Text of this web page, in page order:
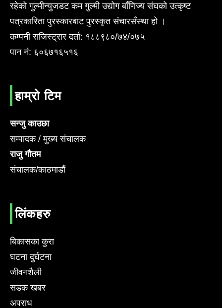
रहेको गुल्मीन्युजडट कम गुल्मी उद्योग बाँणिज्य संघको उत्कृष्ट
पत्रकारिता पुरस्कारबाट पुरस्कृत संचारसँस्था हो ।
कम्पनी राजिस्ट्रार दर्ता: १८८९८०/७४/०७५
पान नं: ६०६७१६५१६
हाम्रो टिम
सन्जु काउछा
सम्पादक / मुख्य संचालक
राजु गौतम
संचालक/काठमाडौं
लिंकहरु
बिकासका कुरा
घटना दुर्घटना
जीवनशैली
सडक खबर
अपराध